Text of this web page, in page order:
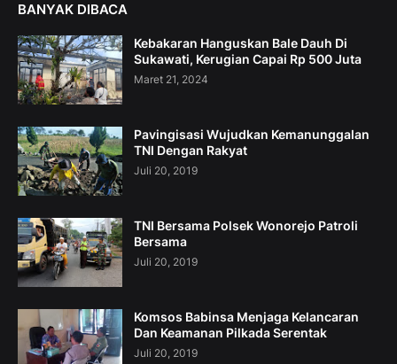
BANYAK DIBACA
Kebakaran Hanguskan Bale Dauh Di
Sukawati, Kerugian Capai Rp 500 Juta
Maret 21, 2024
Pavingisasi Wujudkan Kemanunggalan
TNI Dengan Rakyat
Juli 20, 2019
TNI Bersama Polsek Wonorejo Patroli
Bersama
Juli 20, 2019
Komsos Babinsa Menjaga Kelancaran
Dan Keamanan Pilkada Serentak
Juli 20, 2019